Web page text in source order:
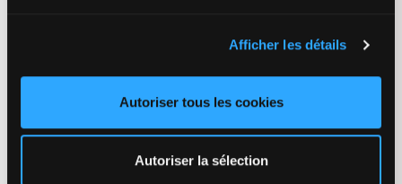
Afficher les détails
Autoriser tous les cookies
Autoriser la sélection
PharmIA, partenaire de Dedalus à la journée
D4Evolution 2024 au Novotel Centre Tour Eiffel, Paris
Rendez-vous à la journée D4Evolution 2024 organisée
par notre partenaire Dedalus. Cette nouvelle édition